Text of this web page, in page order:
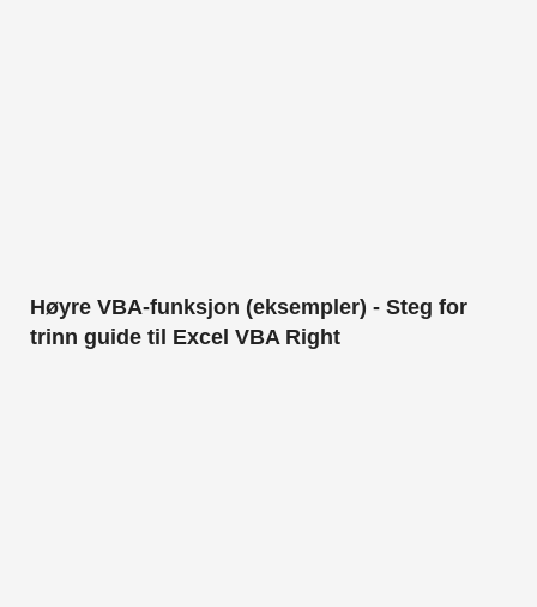
Høyre VBA-funksjon (eksempler) - Steg for
trinn guide til Excel VBA Right